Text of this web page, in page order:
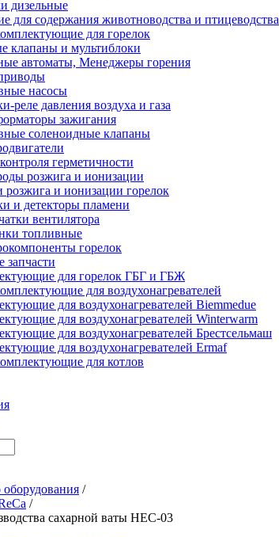
дизельные
для содержания животноводства и птицеводства
для горелок
клапаны и мультиблоки
автоматы, Менеджеры горения
насосы
реле давления воздуха и газа
зажигания
соленоидные клапаны
герметичности
розжига и ионизации
розжига и ионизации горелок
и детекторы пламени
вентилятора
топливные
горелок
запчасти
для горелок ГБГ и ГБЖ
для воздухонагревателей
для воздухонагревателей Biemmedue
для воздухонагревателей Winterwarm
для воздухонагревателей Брестсельмаш
для воздухонагревателей Ermaf
для котлов
/
/
сахарной ваты HEC-03